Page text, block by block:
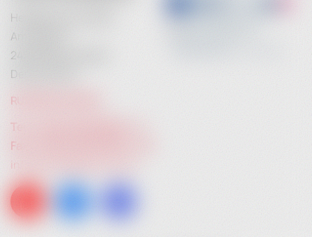
Heidebrenner GmbH
Am Anger 9
24539 Neumünster
Deutschland
RUFEN SIE UNS AN:
Tel. +49 (0) 4321 783 74 - 0
Fax: +49 (0) 4321 783 74 - 22
info[at]heidebrenner.de